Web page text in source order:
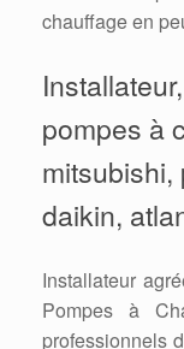
chauffage en
pompes à
mitsubishi,
daikin,
Installateur
Pompes à
professionnels